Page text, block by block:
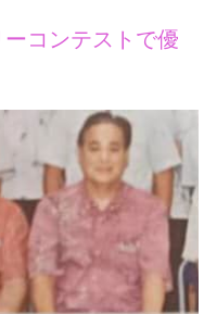
コンテストで優